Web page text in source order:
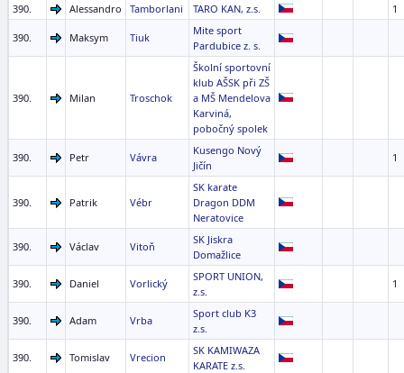
390. Alessandro Tamborlani TARO KAN, z.s. 1
390. Maksym Tiuk
Mite sport
Pardubice z. s.
390. Milan Troschok
Školní sportovní
klub AŠSK při ZŠ
a MŠ Mendelova
Karviná,
pobočný spolek
390. Petr Vávra
Kusengo Nový
Jičín
1
390. Patrik Vébr
SK karate
Dragon DDM
Neratovice
390. Václav Vitoň
SK Jiskra
Domažlice
390. Daniel Vorlický
SPORT UNION,
z.s.
1
390. Adam Vrba
Sport club K3
z.s.
390. Tomislav Vrecion
SK KAMIWAZA
KARATE z.s.